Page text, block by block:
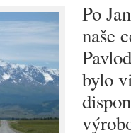
Po
naše
bylo